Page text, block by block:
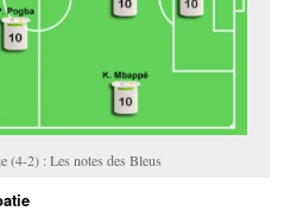
(4-2) : Les notes des Bleus